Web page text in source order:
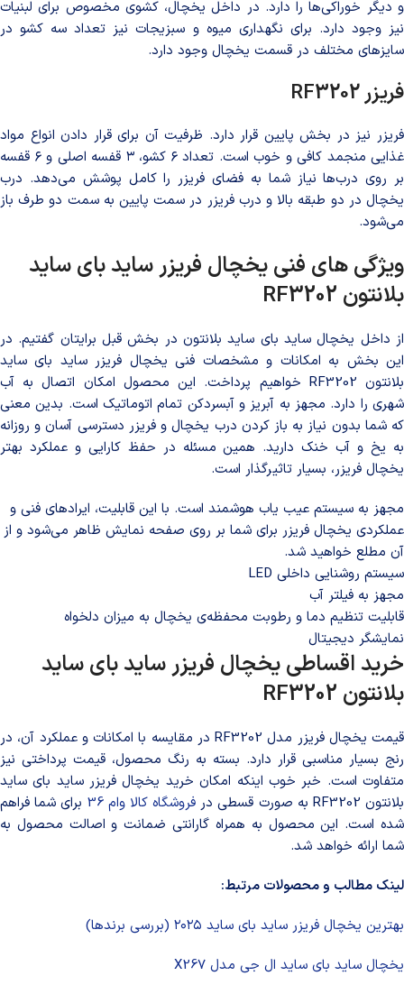
و دیگر خوراکی‌ها را دارد. در داخل یخچال، کشوی مخصوص برای لبنیات
نیز وجود دارد. برای نگهداری میوه و سبزیجات نیز تعداد سه کشو در
سایزهای مختلف در قسمت یخچال وجود دارد.
فریزرRF3202
فریزر نیز در بخش پایین قرار دارد. ظرفیت آن برای قرار دادن انواع مواد
غذایی منجمد کافی و خوب است. تعداد ۶ کشو، ۳ قفسه اصلی و ۶ قفسه
بر روی درب‌ها نیاز شما به فضای فریزر را کامل پوشش می‌دهد. درب
یخچال در دو طبقه بالا و درب فریزر در سمت پایین به سمت دو طرف باز
می‌شود.
ویژگی های فنی یخچال فریزر ساید بای ساید
بلانتون RF3202
از داخل یخچال ساید بای ساید بلانتون در بخش قبل برایتان گفتیم. در
این بخش به امکانات و مشخصات فنی یخچال فریزر ساید بای ساید
بلانتون RF3202 خواهیم پرداخت. این محصول امکان اتصال به آب
شهری را دارد. مجهز به آبریز و آبسردکن تمام اتوماتیک است. بدین معنی
که شما بدون نیاز به باز کردن درب یخچال و فریزر دسترسی آسان و روزانه
به یخ و آب خنک دارید. همین مسئله در حفظ کارایی و عملکرد بهتر
یخچال فریزر، بسیار تاثیرگذار است.
مجهز به سیستم عیب یاب هوشمند است. با این قابلیت، ایرادهای فنی و
عملکردی یخچال فریزر برای شما بر روی صفحه نمایش ظاهر می‌شود و از
آن مطلع خواهید شد.
سیستم روشنایی داخلی LED
مجهز به فیلتر آب
قابلیت تنظیم دما و رطوبت محفظه‌ی یخچال به میزان دلخواه
نمایشگر دیجیتال
خرید اقساطی یخچال فریزر ساید بای ساید
بلانتون RF3202
قیمت یخچال فریزر مدل RF3202 در مقایسه با امکانات و عملکرد آن، در
رنج بسیار مناسبی قرار دارد. بسته به رنگ محصول، قیمت پرداختی نیز
متفاوت است. خبر خوب اینکه امکان خرید یخچال فریزر ساید بای ساید
بلانتون RF3202 به صورت قسطی در
فروشگاه کالا وام 36
برای شما فراهم
شده است. این محصول به همراه گارانتی ضمانت و اصالت محصول به
شما ارائه خواهد شد.
لینک مطالب و محصولات مرتبط:
بهترین یخچال فریزر ساید بای ساید ۲۰۲۵ (بررسی برندها)
یخچال ساید بای ساید ال جی مدل X267